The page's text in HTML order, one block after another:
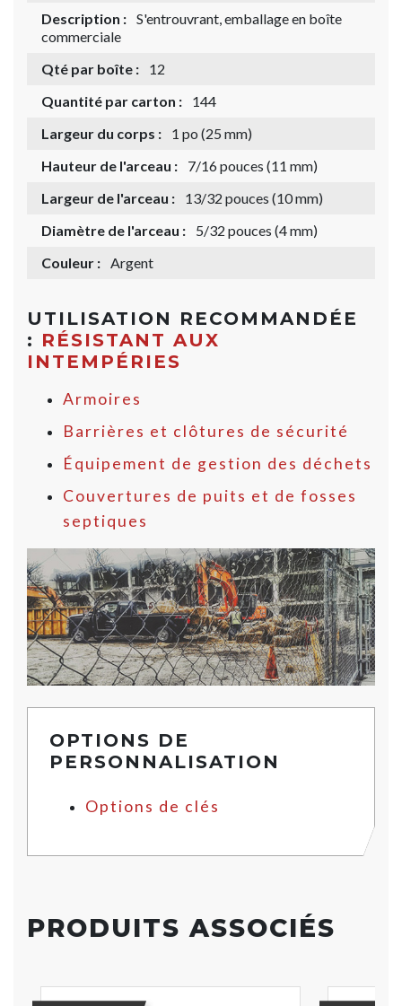
Description : S'entrouvrant, emballage en boîte
commerciale
Qté par boîte :
12
Quantité par carton :
144
Largeur du corps :
1 po (25 mm)
Hauteur de l'arceau :
7/16 pouces (11 mm)
Largeur de l'arceau :
13/32 pouces (10 mm)
Diamètre de l'arceau :
5/32 pouces (4 mm)
Couleur : Argent
UTILISATION RECOMMANDÉE
: RÉSISTANT AUX
INTEMPÉRIES
Armoires
Barrières et clôtures de sécurité
Équipement de gestion des déchets
Couvertures de puits et de fosses
septiques
OPTIONS DE
PERSONNALISATION
Options de clés
PRODUITS ASSOCIÉS